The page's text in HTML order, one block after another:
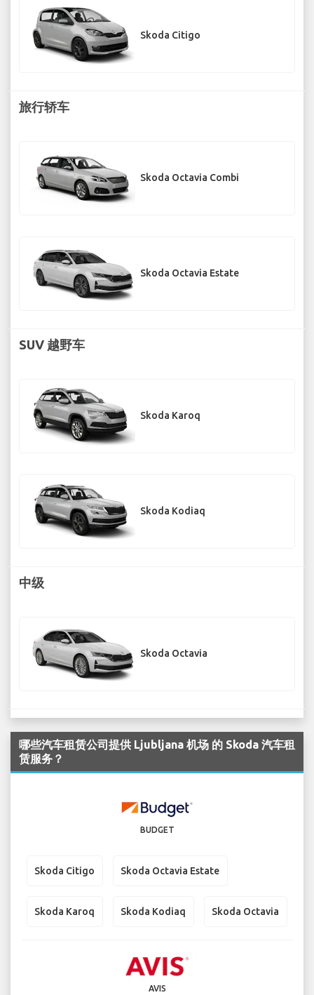
Skoda Citigo
旅行轿车
Skoda Octavia Combi
Skoda Octavia Estate
SUV 越野车
Skoda Karoq
Skoda Kodiaq
中级
Skoda Octavia
哪些汽车租赁公司提供 Ljubljana 机场 的 Skoda 汽车租
赁服务？
BUDGET
Skoda Citigo Skoda Octavia Estate
Skoda Karoq Skoda Kodiaq Skoda Octavia
AVIS